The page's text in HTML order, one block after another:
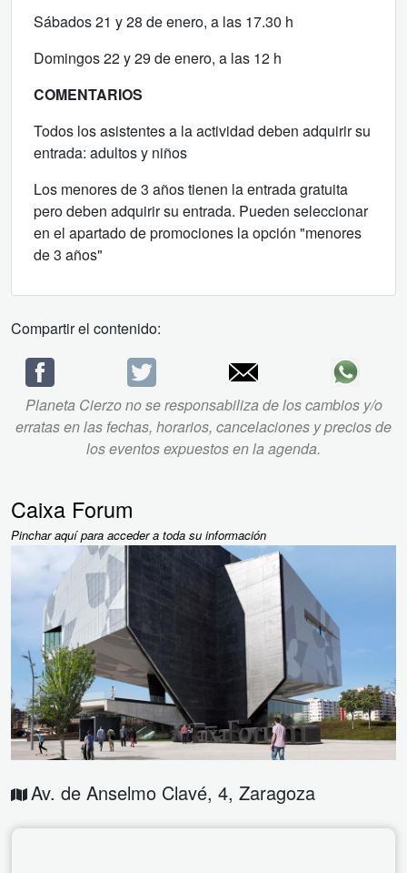
Sábados 21 y 28 de enero, a las 17.30 h
Domingos 22 y 29 de enero, a las 12 h
COMENTARIOS
Todos los asistentes a la actividad deben adquirir su
entrada: adultos y niños
Los menores de 3 años tienen la entrada gratuita
pero deben adquirir su entrada. Pueden seleccionar
en el apartado de promociones la opción "menores
de 3 años"
Compartir el contenido:
Planeta Cierzo no se responsabiliza de los cambios y/o
erratas en las fechas, horarios, cancelaciones y precios de
los eventos expuestos en la agenda.
Caixa Forum
Pinchar aquí para acceder a toda su información
Av. de Anselmo Clavé, 4, Zaragoza